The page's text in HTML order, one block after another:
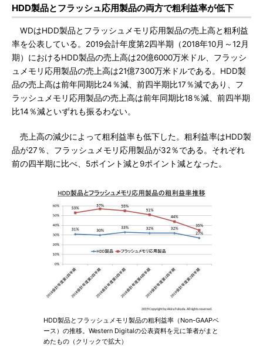
HDD製品とフラッシュ応用製品の両方で粗利益率が低下
WDはHDD製品とフラッシュメモリ応用製品の売上高と粗利益
率を公表している。2019会計年度第2四半期（2018年10月～12月
期）におけるHDD製品の売上高は20億6000万米ドル、フラッシ
ュメモリ応用製品の売上高は21億7300万米ドルである。HDD製
品の売上高は前年同期比24％減、前四半期比17％減であり、フ
ラッシュメモリ応用製品の売上高は前年同期比18％減、前四半期
比14％減といずれも振るわない。
売上高の減少によって粗利益率も低下した。粗利益率はHDD製
品が27％、フラッシュメモリ応用製品が32％である。それぞれ
前の四半期に比べ、5ポイント減と9ポイント減となった。
HDD製品とフラッシュメモリ製品の粗利益率（Non-GAAPベ
ース）の推移。Western Digitalの公表資料を元に筆者がまと
めたもの（クリックで拡大）